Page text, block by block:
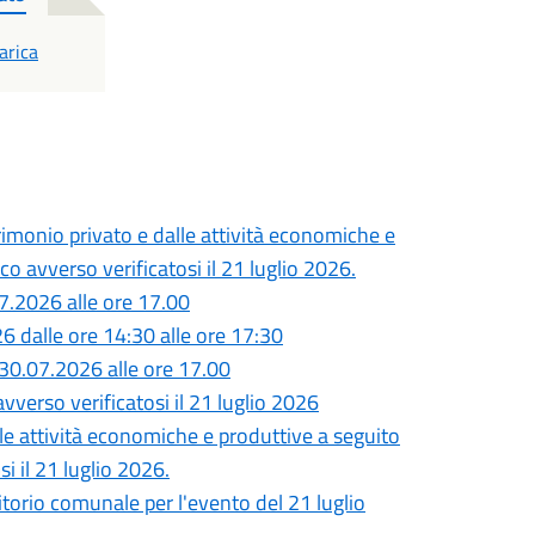
privato e dalle attività economiche e
avverso verificatosi il 21 luglio 2026.
alle ore 17.00
dalle ore 14:30 alle ore 17:30
alle ore 17.00
verificatosi il 21 luglio 2026
attività economiche e produttive a seguito
il 21 luglio 2026.
comunale per l'evento del 21 luglio